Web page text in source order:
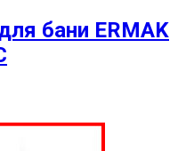
бани ERMAK